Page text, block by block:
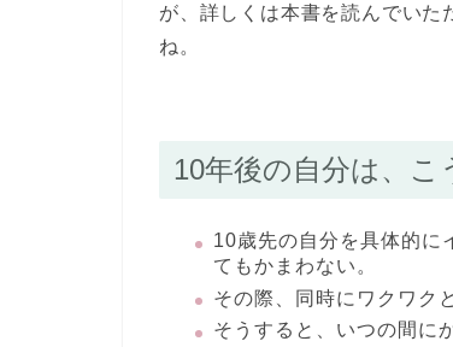
が、詳しくは本書を読んでいた
ね。
10年後の自分は、こ
10歳先の自分を具体的に
てもかまわない。
その際、同時にワクワク
そうすると、いつの間に